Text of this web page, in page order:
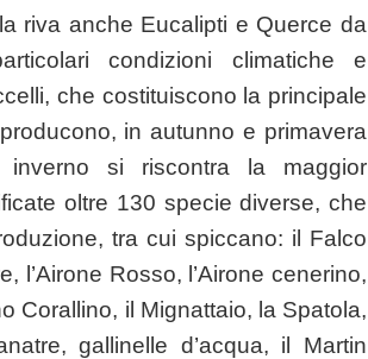
riva anche Eucalipti e Querce da
condizioni climatiche e
che costituiscono la principale
in autunno e primavera
si riscontra la maggior
oltre 130 specie diverse, che
tra cui spiccano: il Falco
l’Airone Rosso, l’Airone cenerino,
Corallino, il Mignattaio, la Spatola,
gallinelle d’acqua, il Martin